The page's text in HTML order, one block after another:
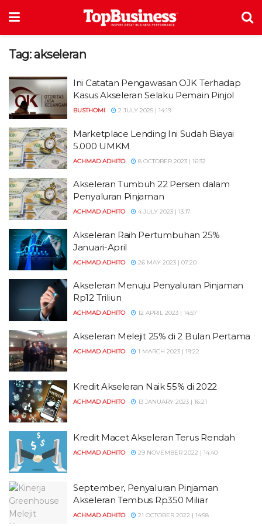
Tag:akseleran
Ini Catatan Pengawasan OJK Terhadap
Kasus Akseleran Selaku Pemain Pinjol
BUSTHOMI 2 JULY 2025 | 14:19
Marketplace Lending Ini Sudah Biayai
5.000 UMKM
ACHMAD ADHITO 8 OCTOBER 2023 | 16:32
Akseleran Tumbuh 22 Persen dalam
Penyaluran Pinjaman
ACHMAD ADHITO 4 JULY 2023 | 13:17
Akseleran Raih Pertumbuhan 25%
Januari-April
ACHMAD ADHITO 26 MAY 2023 | 07:20
Akseleran Menuju Penyaluran Pinjaman
Rp12 Triliun
ACHMAD ADHITO 12 APRIL 2023 | 14:57
Akseleran Melejit 25% di 2 Bulan Pertama
ACHMAD ADHITO 1 MARCH 2023 | 19:22
Kredit Akseleran Naik 55% di 2022
ACHMAD ADHITO 13 JANUARY 2023 | 16:21
Kredit Macet Akseleran Terus Rendah
ACHMAD ADHITO 29 NOVEMBER 2022 | 14:40
September, Penyaluran Pinjaman
Akseleran Tembus Rp350 Miliar
ACHMAD ADHITO 21 OCTOBER 2022 | 14:58